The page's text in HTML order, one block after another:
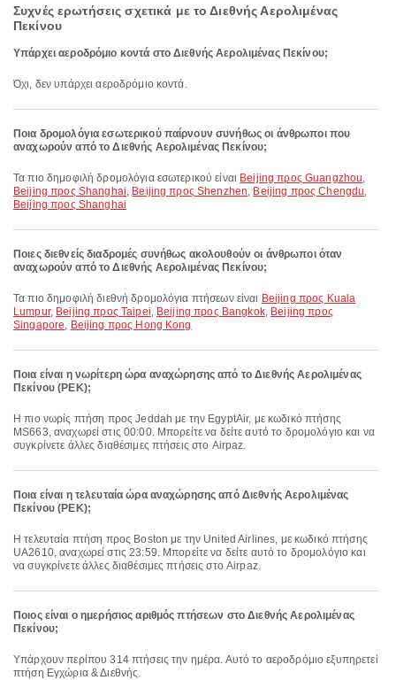
Συχνές ερωτήσεις σχετικά με το Διεθνής Αερολιμένας
Πεκίνου
Υπάρχει αεροδρόμιο κοντά στο Διεθνής Αερολιμένας Πεκίνου;
Όχι, δεν υπάρχει αεροδρόμιο κοντά.
Ποια δρομολόγια εσωτερικού παίρνουν συνήθως οι άνθρωποι που
αναχωρούν από το Διεθνής Αερολιμένας Πεκίνου;
Τα πιο δημοφιλή δρομολόγια εσωτερικού είναι Beijing προς Guangzhou,
Beijing προς Shanghai, Beijing προς Shenzhen, Beijing προς Chengdu,
Beijing προς Shanghai
Ποιες διεθνείς διαδρομές συνήθως ακολουθούν οι άνθρωποι όταν
αναχωρούν από το Διεθνής Αερολιμένας Πεκίνου;
Τα πιο δημοφιλή διεθνή δρομολόγια πτήσεων είναι Beijing προς Kuala
Lumpur, Beijing προς Taipei, Beijing προς Bangkok, Beijing προς
Singapore, Beijing προς Hong Kong
Ποια είναι η νωρίτερη ώρα αναχώρησης από το Διεθνής Αερολιμένας
Πεκίνου (PEK);
Η πιο νωρίς πτήση προς Jeddah με την EgyptAir, με κωδικό πτήσης
MS663, αναχωρεί στις 00:00. Μπορείτε να δείτε αυτό το δρομολόγιο και να
συγκρίνετε άλλες διαθέσιμες πτήσεις στο Airpaz.
Ποια είναι η τελευταία ώρα αναχώρησης από Διεθνής Αερολιμένας
Πεκίνου (PEK);
Η τελευταία πτήση προς Boston με την United Airlines, με κωδικό πτήσης
UA2610, αναχωρεί στις 23:59. Μπορείτε να δείτε αυτό το δρομολόγιο και
να συγκρίνετε άλλες διαθέσιμες πτήσεις στο Airpaz.
Ποιος είναι ο ημερήσιος αριθμός πτήσεων στο Διεθνής Αερολιμένας
Πεκίνου;
Υπάρχουν περίπου 314 πτήσεις την ημέρα. Αυτό το αεροδρόμιο εξυπηρετεί
πτήση Εγχώρια & Διεθνής.